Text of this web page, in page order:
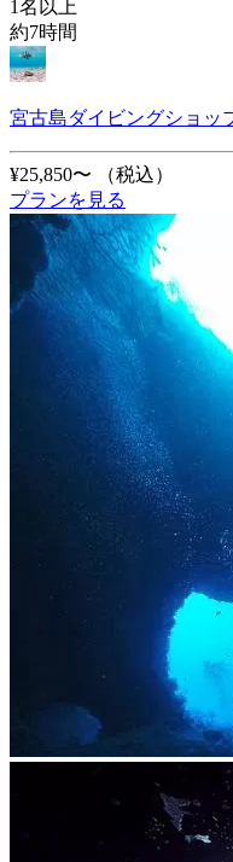
1名以上
約7時間
宮古島ダイビングショッ
¥25,850〜
（税込）
プランを見る